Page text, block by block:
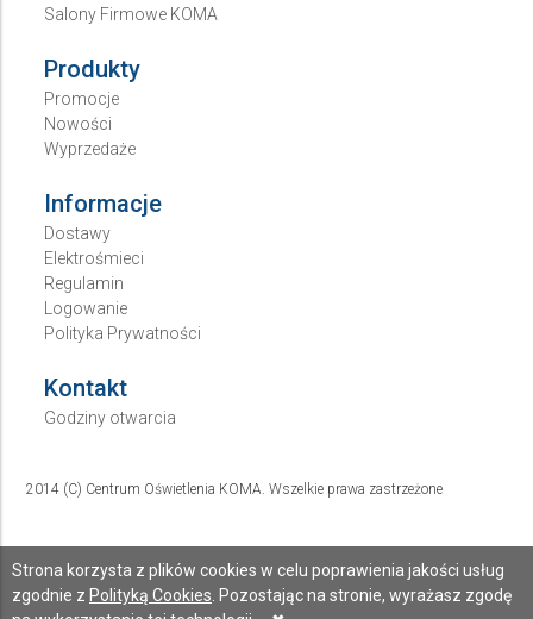
Strona korzysta z plików cookies w celu poprawienia jakości usług
zgodnie z Polityką Cookies . Pozostając na stronie, wyrażasz zgodę
Salony Firmowe KOMA
Produkty
Promocje
Nowości
Wyprzedaże
Informacje
Dostawy
Elektrośmieci
Regulamin
Logowanie
Polityka Prywatności
Kontakt
Godziny otwarcia
2014 (C) Centrum Oświetlenia KOMA. Wszelkie prawa zastrzeżone